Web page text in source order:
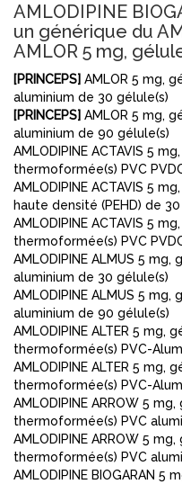
AMLODIPINE
un générique du
AMLOR 5 mg,
[PRINCEPS] AMLOR 5 mg,
aluminium de 30 gélule(s)
[PRINCEPS] AMLOR 5 mg,
aluminium de 90 gélule(s)
AMLODIPINE ACTAVIS 5
thermoformée(s) PVC
AMLODIPINE ACTAVIS 5
haute densité (PEHD) de
AMLODIPINE ACTAVIS 5
thermoformée(s) PVC
AMLODIPINE ALMUS 5
aluminium de 30 gélule(s)
AMLODIPINE ALMUS 5
aluminium de 90 gélule(s)
AMLODIPINE ALTER 5 mg,
thermoformée(s) PVC-
AMLODIPINE ALTER 5 mg,
thermoformée(s) PVC-
AMLODIPINE ARROW 5
thermoformée(s) PVC
AMLODIPINE ARROW 5
thermoformée(s) PVC
AMLODIPINE BIOGARAN 5